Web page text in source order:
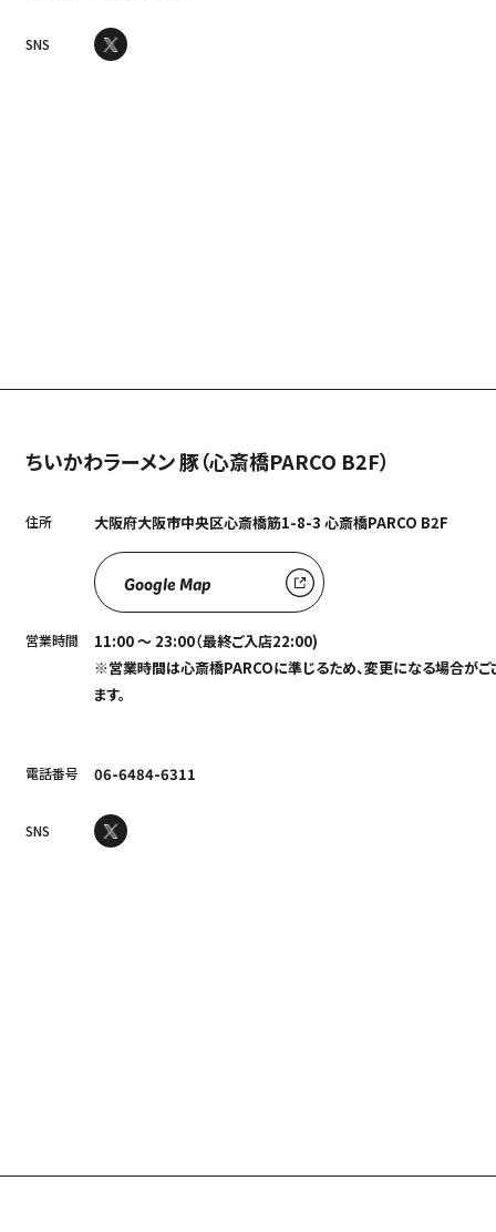
SNS
ちいかわラーメン 豚（心斎橋PARCO B2F）
住所 大阪府大阪市中央区心斎橋筋1-8-3 心斎橋PARCO B2F
Google Map
営業時間
11:00 ～ 23:00（最終ご入店22:00)
※営業時間は心斎橋PARCOに準じるため、変更になる場合がご
ます。
電話番号 06-6484-6311
SNS